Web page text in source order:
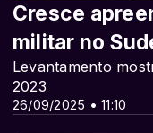
26/09/2025 • 11:10
Cresce
militar no
Levantamento
2023